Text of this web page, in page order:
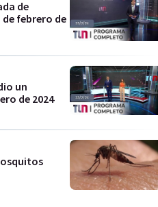
de
febrero de
un
de 2024